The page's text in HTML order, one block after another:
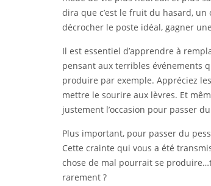
dira que c’est le fruit du hasard,
décrocher le poste idéal, gagner
Il est essentiel d’apprendre à
pensant aux terribles événements
produire par exemple. Appréciez
mettre le sourire aux lèvres. Et
justement l’occasion pour passer
Plus important, pour passer du
Cette crainte qui vous a été
chose de mal pourrait se
rarement ?